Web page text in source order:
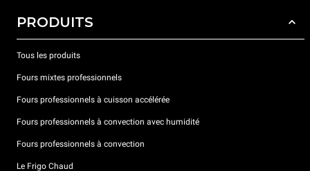
PRODUITS
Tous les produits
Fours mixtes professionnels
Fours professionnels à cuisson accélérée
Fours professionnels à convection avec humidité
Fours professionnels à convection
Le Frigo Chaud